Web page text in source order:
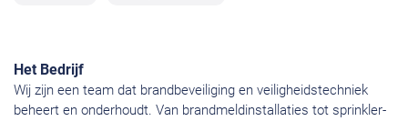
Het Bedrijf
Wij zijn een team dat brandbeveiliging en veiligheidstechniek
beheert en onderhoudt. Van brandmeldinstallaties tot sprinkler-